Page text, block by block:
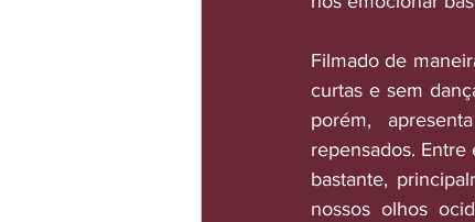
Filmado de
curtas e sem
porém,
repensados. Entre
bastante,
nossos olhos